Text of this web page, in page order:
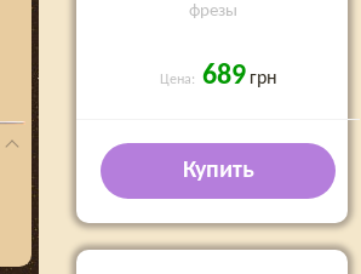
фрезы
Цена: 689 грн
Купить